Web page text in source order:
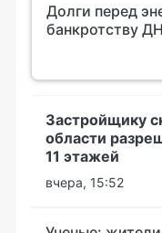
Долги перед
банкротству
Застройщику
области
11 этажей
вчера, 15:52